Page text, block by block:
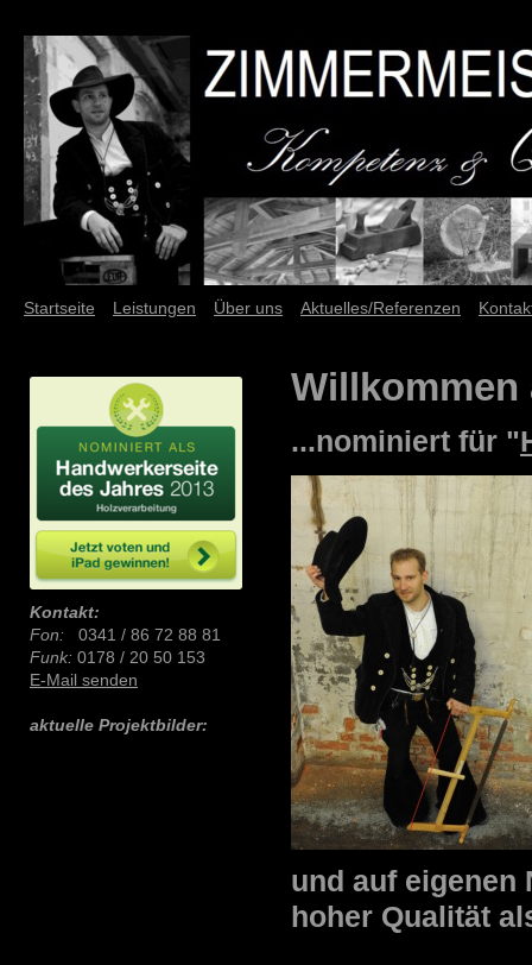
Startseite Leistungen Über uns Aktuelles/Referenzen
Willkommen
...nominiert für "
und auf eigenen
hoher Qualität
Kontakt:
Fon: 0341 / 86 72 88 81
Funk: 0178 / 20 50 153
E-Mail senden
aktuelle Projektbilder: